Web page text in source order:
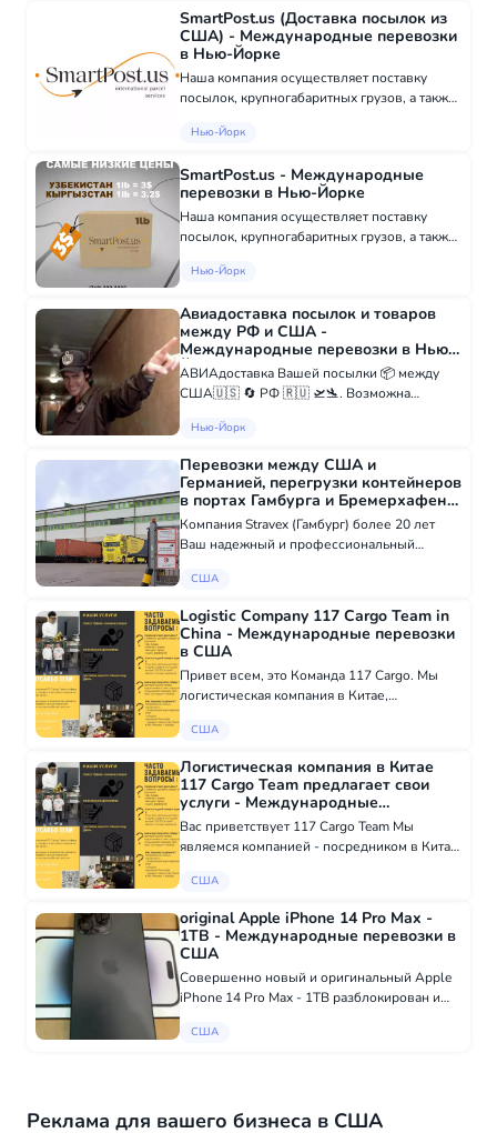
SmartPost.us (Доставка посылок из
США) - Международные перевозки
в Нью-Йорке
Наша компания осуществляет поставку
посылок, крупногабаритных грузов, а также
можем сказать, что мы предлагаем лучшие
Нью-Йорк
SmartPost.us - Международные
перевозки в Нью-Йорке
Наша компания осуществляет поставку
посылок, крупногабаритных грузов, а также
можем сказать, что мы предлагаем лучшие
Нью-Йорк
Авиадоставка посылок и товаров
между РФ и США -
Международные перевозки в Нью-
Йорке
АВИАдоставка Вашей посылки 📦 между
США🇺🇸 🔄 РФ 🇷🇺 🛫🛬. Возможна
⌚️📱💻💵💳💰🚬💊✉️ Для юридический и
закупим...
Нью-Йорк
Перевозки между США и
Германией, перегрузки контейнеров
в портах Гамбурга и Бремерхафена
- Международные перевозки в
США
Компания Stravex (Гамбург) более 20 лет
Ваш надежный и профессиональный
складской логистики, таможенного
наших услуг: • Перевозки...
США
Logistic Company 117 Cargo Team in
China - Международные перевозки
в США
Привет всем, это Команда 117 Cargo. Мы
логистическая компания в Китае,
услуги: - Поиск и анализ продукции/заводов
документов - Д...
США
Логистическая компания в Китае
117 Cargo Team предлагает свои
услуги - Международные
перевозки в США
Вас приветствует 117 Cargo Team Мы
являемся компанией - посредником в Китае
закупок, продаж и грузоперевозок уже 12
США
original Apple iPhone 14 Pro Max -
1TB - Международные перевозки в
США
Совершенно новый и оригинальный Apple
iPhone 14 Pro Max - 1TB разблокирован и
картой. В наличии сейчас в больших
США
Реклама для вашего бизнеса в США